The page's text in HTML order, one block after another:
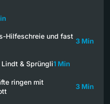
Hilfeschreie und fast
3 Min
& Sprüngli1 Min
ringen mit
3 Min